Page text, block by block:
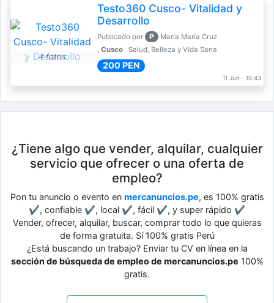
4 fotos
Testo360 Cusco- Vitalidad y
Desarrollo
Publicado por P
María María Cruz
, Cusco
Salud, Belleza y Vida Sana
200 PEN
11 Jun - 10:43
¿Tiene algo que vender, alquilar, cualquier
servicio que ofrecer o una oferta de
empleo?
Pon tu anuncio o evento en mercanuncios.pe, es 100% gratis
✔, confiable ✔, local ✔, fácil ✔, y super rápido ✔
Vender, ofrecer, alquilar, buscar, comprar todo lo que quieras
de forma gratuita. Sí 100% gratis Perú
¿Está buscando un trabajo? Enviar tu CV en línea en la
sección de búsqueda de empleo de mercanuncios.pe 100%
gratis.